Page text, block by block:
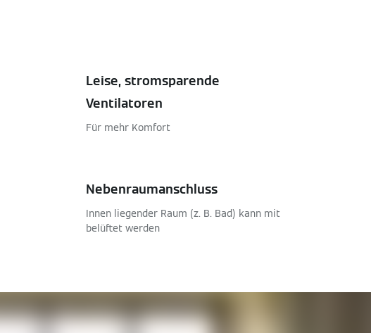
Leise, stromsparende
Ventilatoren
Für mehr Komfort
Nebenraumanschluss
Innen liegender Raum (z. B. Bad) kann mit
belüftet werden